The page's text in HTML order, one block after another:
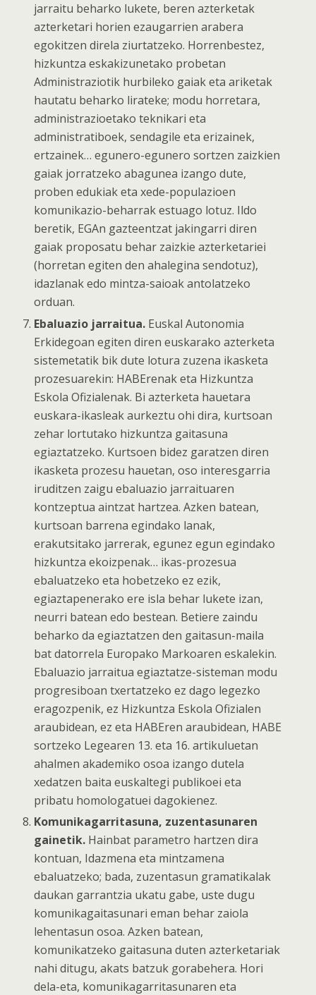
jarraitu beharko lukete, beren azterketak
azterketari horien ezaugarrien arabera
egokitzen direla ziurtatzeko. Horrenbestez,
hizkuntza eskakizunetako probetan
Administraziotik hurbileko gaiak eta ariketak
hautatu beharko lirateke; modu horretara,
administrazioetako teknikari eta
administratiboek, sendagile eta erizainek,
ertzainek… egunero-egunero sortzen zaizkien
gaiak jorratzeko abagunea izango dute,
proben edukiak eta xede-populazioen
komunikazio-beharrak estuago lotuz. Ildo
beretik, EGAn gazteentzat jakingarri diren
gaiak proposatu behar zaizkie azterketariei
(horretan egiten den ahalegina sendotuz),
idazlanak edo mintza-saioak antolatzeko
orduan.
Ebaluazio jarraitua. Euskal Autonomia
Erkidegoan egiten diren euskarako azterketa
sistemetatik bik dute lotura zuzena ikasketa
prozesuarekin: HABErenak eta Hizkuntza
Eskola Ofizialenak. Bi azterketa hauetara
euskara-ikasleak aurkeztu ohi dira, kurtsoan
zehar lortutako hizkuntza gaitasuna
egiaztatzeko. Kurtsoen bidez garatzen diren
ikasketa prozesu hauetan, oso interesgarria
iruditzen zaigu ebaluazio jarraituaren
kontzeptua aintzat hartzea. Azken batean,
kurtsoan barrena egindako lanak,
erakutsitako jarrerak, egunez egun egindako
hizkuntza ekoizpenak… ikas-prozesua
ebaluatzeko eta hobetzeko ez ezik,
egiaztapenerako ere isla behar lukete izan,
neurri batean edo bestean. Betiere zaindu
beharko da egiaztatzen den gaitasun-maila
bat datorrela Europako Markoaren eskalekin.
Ebaluazio jarraitua egiaztatze-sisteman modu
progresiboan txertatzeko ez dago legezko
eragozpenik, ez Hizkuntza Eskola Ofizialen
araubidean, ez eta HABEren araubidean, HABE
sortzeko Legearen 13. eta 16. artikuluetan
ahalmen akademiko osoa izango dutela
xedatzen baita euskaltegi publikoei eta
pribatu homologatuei dagokienez.
Komunikagarritasuna, zuzentasunaren
gainetik. Hainbat parametro hartzen dira
kontuan, Idazmena eta mintzamena
ebaluatzeko; bada, zuzentasun gramatikalak
daukan garrantzia ukatu gabe, uste dugu
komunikagaitasunari eman behar zaiola
lehentasun osoa. Azken batean,
komunikatzeko gaitasuna duten azterketariak
nahi ditugu, akats batzuk gorabehera. Hori
dela-eta, komunikagarritasunaren eta